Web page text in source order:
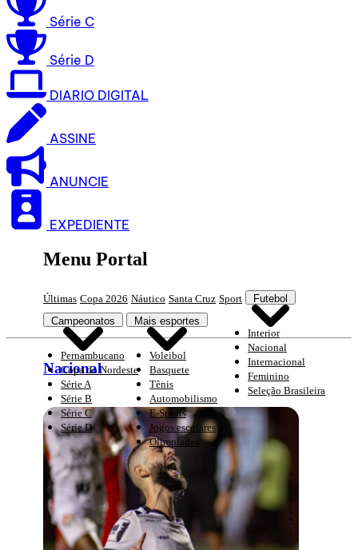
Série C
Série D
DIARIO DIGITAL
ASSINE
ANUNCIE
EXPEDIENTE
Menu Portal
Últimas Copa 2026 Náutico Santa Cruz Sport Futebol
Interior
Nacional
Internacional
Feminino
Seleção Brasileira
Campeonatos
Pernambucano
Copa do Nordeste
Série A
Série B
Série C
Série D
Mais esportes
Voleibol
Basquete
Tênis
Automobilismo
E-Sports
Jogos escolares
Olimpíadas
Nacional